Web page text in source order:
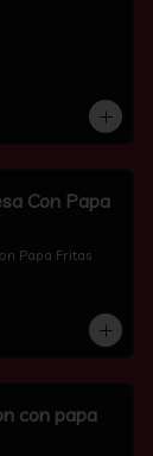
Con Papa
Papa Fritas
con papa